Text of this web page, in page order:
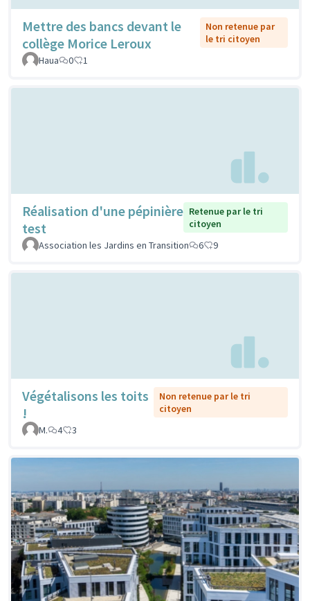
Mettre des bancs devant le
collège Morice Leroux
Non retenue par
le tri citoyen
Haua
0 1
Réalisation d'une pépinière
test
Retenue par le tri
citoyen
Association les Jardins en Transition
6 9
Végétalisons les toits
!
Non retenue par le tri
citoyen
M.
4 3